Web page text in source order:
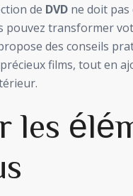
de DVD ne doit pas
pouvez transformer
des conseils
films, tout en
les